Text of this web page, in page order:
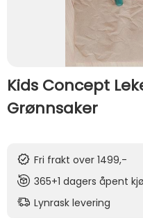
Kids Concept
Grønnsaker
Fri frakt over 1499,-
365+1 dagers åpent
Lynrask levering